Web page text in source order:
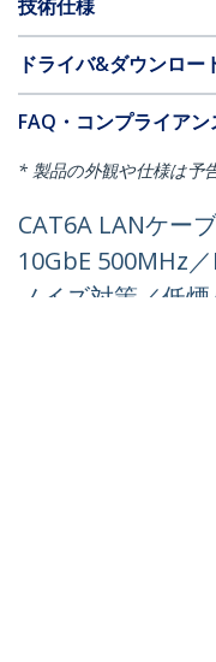
技術仕様
ドライバ&ダウンロー
FAQ・コンプライアン
* 製品の外観や仕様は予
CAT6A LANケー
10GbE 500MHz
ノイズ対策／低